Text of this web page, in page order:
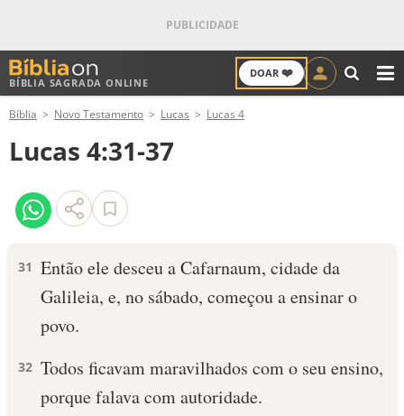
BÍBLIA SAGRADA ONLINE
DOAR ❤️
ANTIGO TESTAMENTO
NOVO TESTAMENTO
VERSÍCULOS
PALAVRA DO DIA
DEVOCIONAL DIÁRIO
Bíblia Novo Testamento Lucas Lucas 4
Lucas 4:31-37
31 Então ele desceu a Cafarnaum, cidade da
Galileia, e, no sábado, começou a ensinar o
povo.
32 Todos ficavam maravilhados com o seu ensino,
porque falava com autoridade.